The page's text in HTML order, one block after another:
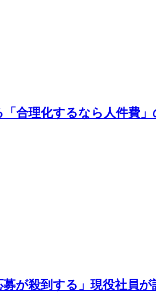
合理化するなら人件費」
が殺到する」現役社員